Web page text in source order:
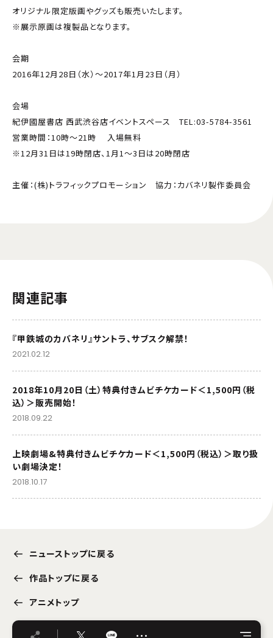
オリジナル限定版画やグッズも販売いたします。
※展示原画は複製品となります。
会期
2016年12月28日（水）～2017年1月23日（月）
会場
紀伊國屋書店 西武渋谷店イベントスペース TEL:03-5784-3561
営業時間：10時～21時 入場無料
※12月31日は19時閉店、1月1～3日は20時閉店
主催：(株)トラフィックプロモーション 協力：カバネリ製作委員会
関連記事
『甲鉄城のカバネリ』サントラ、サブスク解禁！
2021.02.12
2018年10月20日（土）特典付きムビチケカード＜1,500円（税
込）＞販売開始！
2018.09.22
上映劇場&特典付きムビチケカード＜1,500円（税込）＞取り扱
い劇場決定！
2018.10.17
ニューストップに戻る
作品トップに戻る
アニメトップ